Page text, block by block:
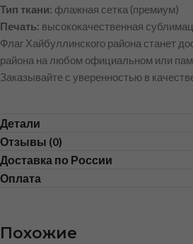
Тип ткани: флажная сетка (премиум)
Печать: высококачественная
Флаг Хайбуллинского района станет
района на любом официальном или
Заказывайте с уверенностью в
Детали
Отзывы (0)
Доставка по России
Оплата
Похожие